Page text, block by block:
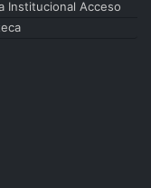
Institucional Acceso